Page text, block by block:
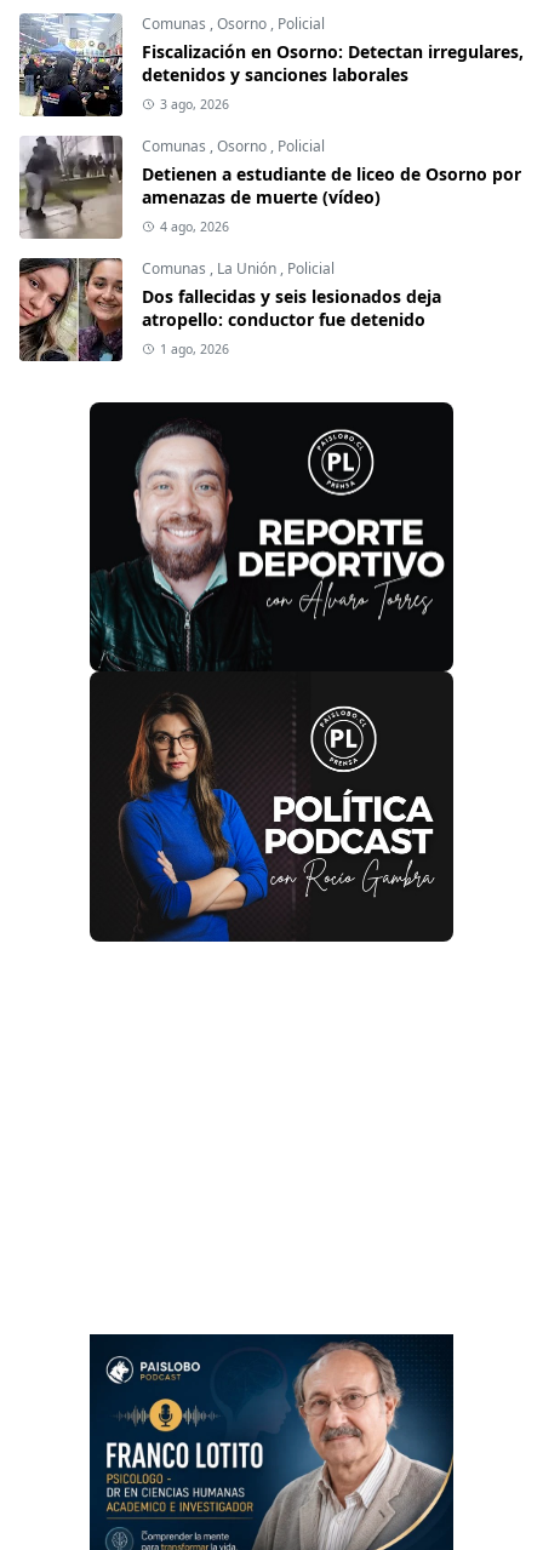
Comunas ,Osorno , Policial
Fiscalización en Osorno: Detectan irregulares,
detenidos y sanciones laborales
3 ago, 2026
Comunas ,Osorno , Policial
Detienen a estudiante de liceo de Osorno por
amenazas de muerte (vídeo)
4 ago, 2026
Comunas , La Unión , Policial
Dos fallecidas y seis lesionados deja
atropello: conductor fue detenido
1 ago, 2026